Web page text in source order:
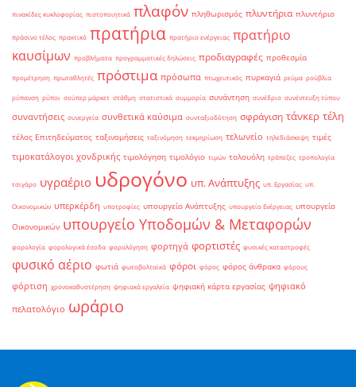
πινακίδες κυκλοφορίας πιστοποιητικά πλαφόν πληθωρισμός πλυντήρια πλυντήριο
πράσινο τέλος πρακτικό πρατήρια πρατήριο ενέργειας πρατήριο
καυσίμων προβλήματα προγραμματικές δηλώσεις προδιαγραφές προθεσμία
προμέτρηση πρωταθλητές πρόστιμα πρόσωπα πτωχευτικός πυρκαγιά ρεύμα ρούβλια
ρύπανση ρύποι σούπερ μάρκετ στάθμη στατιστικά συμμορία συνάντηση συνέδριο συνέντευξη τύπου
συναντήσεις συνεργεία συνθετικά καύσιμα συνταξιοδότηση σφράγιση τάνκερ τέλη
τέλος Επιτηδεύματος ταξινομήσεις ταξινόμηση τεκμηρίωση τελωνείο τηλεδιάσκεψη τιμές
τιμοκατάλογοι χονδρικής τιμολόγηση τιμολόγιο τιμών τολουόλη τράπεζες τροπολογία
τσιγάρο υγραέριο υδρογόνο υπ. Ανάπτυξης υπ. Εργασίας υπ.
Οικονομικών υπερκέρδη υποτροφίες υπουργείο Ανάπτυξης υπουργείο Ενέργειας υπουργείο
Οικονομικών υπουργείο Υποδομών & Μεταφορών
φορολογία φορολογικά έσοδα φορολόγηση φορτηγά φορτιστές φυσικές καταστροφές
φυσικό αέριο φωτιά φωτοβολταϊκά φόροι φόρος φόρος άνθρακα φόρους
φόρτιση χρονοκαθυστέρηση ψηφιακά εργαλεία ψηφιακή κάρτα εργασίας ψηφιακό
πελατολόγιο ωράριο